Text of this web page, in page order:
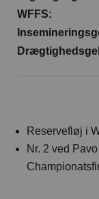
Om os
WFFS:
Reservefløj i
Nr. 2 ved